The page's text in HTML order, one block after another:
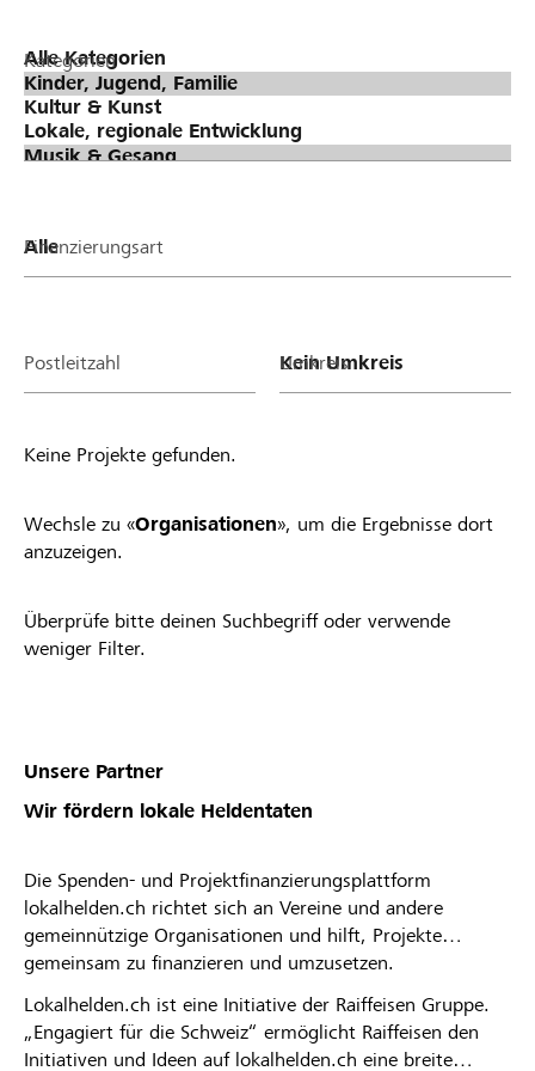
Kategorien
Finanzierungsart
Postleitzahl Umkreis
Keine Projekte gefunden.
Wechsle zu «Organisationen», um die Ergebnisse dort
anzuzeigen.
Überprüfe bitte deinen Suchbegriff oder verwende
weniger Filter.
Unsere Partner
Wir fördern lokale Heldentaten
Die Spenden- und Projektfinanzierungsplattform
lokalhelden.ch richtet sich an Vereine und andere
gemeinnützige Organisationen und hilft, Projekte
gemeinsam zu finanzieren und umzusetzen.
Lokalhelden.ch ist eine Initiative der Raiffeisen Gruppe.
„Engagiert für die Schweiz“ ermöglicht Raiffeisen den
Initiativen und Ideen auf lokalhelden.ch eine breite